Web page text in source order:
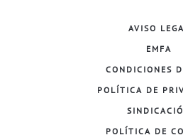
AVISO
EMFA
CONDICIONES
POLÍTICA DE
POLÍTICA DE